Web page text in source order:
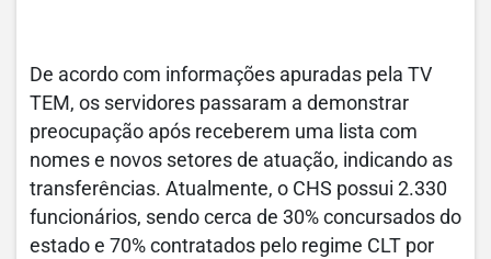
De acordo com informações apuradas pela TV
TEM, os servidores passaram a demonstrar
preocupação após receberem uma lista com
nomes e novos setores de atuação, indicando as
transferências. Atualmente, o CHS possui 2.330
funcionários, sendo cerca de 30% concursados do
estado e 70% contratados pelo regime CLT por